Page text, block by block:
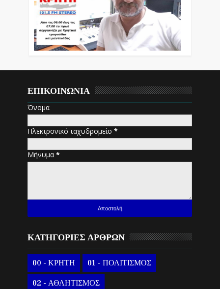
ΕΠΙΚΟΙΝΩΝΙΑ
Όνομα
Ηλεκτρονικό ταχυδρομείο*
Μήνυμα*
ΚΑΤΗΓΟΡΙΕΣ ΑΡΘΡΩΝ
00 - ΚΡΗΤΗ 01 - ΠΟΛΙΤΙΣΜΟΣ
02 - ΑΘΛΗΤΙΣΜΟΣ